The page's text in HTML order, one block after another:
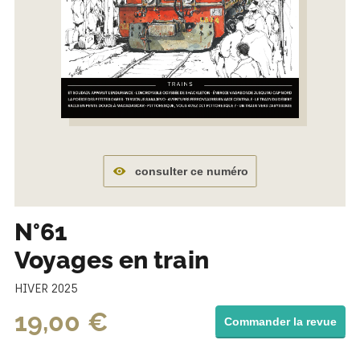
consulter ce numéro
N°61
Voyages en train
HIVER 2025
19,00 € Commander la revue